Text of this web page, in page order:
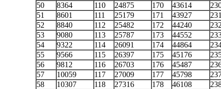
50
8364 110 24875 170 43614
51
8601 111 25179 171 43927
52
8840 112 25482 172 44240
53
9080 113 25787 173 44552
54
9322 114 26091 174 44864
55
9566 115 26397 175 45176
56
9812 116 26703 176 45487
57
10059 117 27009 177 45798
58
10307 118 27316 178 46108